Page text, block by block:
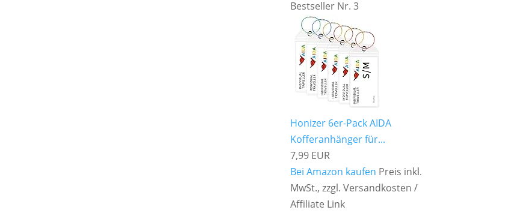
Bestseller Nr. 3
Honizer 6er-Pack AIDA
Kofferanhänger für...
7,99 EUR
Bei Amazon kaufen Preis inkl.
MwSt., zzgl. Versandkosten /
Affiliate Link